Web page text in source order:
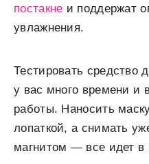
постакне и поддержат
увлажнения.
Тестировать средство
у вас много времени и
работы. Наносить
лопаткой, а снимать
магнитом — все идет в